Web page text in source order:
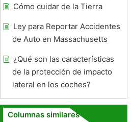
Cómo cuidar de la Tierra
Ley para Reportar Accidentes
de Auto en Massachusetts
¿Qué son las características
de la protección de impacto
lateral en los coches?
Columnas similares